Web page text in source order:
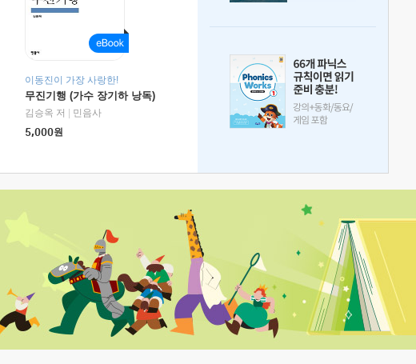
이동진이 가장 사랑한!
무진기행 (가수 장기하 낭독)
김승옥 저
민음사
5,000원